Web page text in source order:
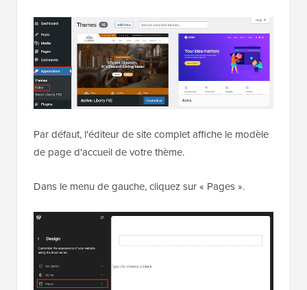
Par défaut, l'éditeur de site complet affiche le modèle
de page d'accueil de votre thème.
Dans le menu de gauche, cliquez sur « Pages ».